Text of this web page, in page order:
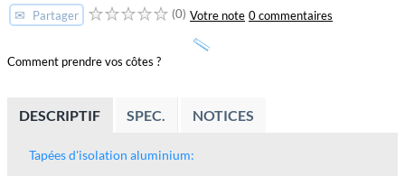
✉ Partager (0) Votre note 0 commentaires
Comment prendre vos côtes ?
DESCRIPTIF SPEC. NOTICES
Tapées d'isolation aluminium: